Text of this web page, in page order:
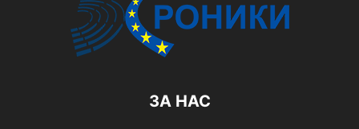
ЗА НАС